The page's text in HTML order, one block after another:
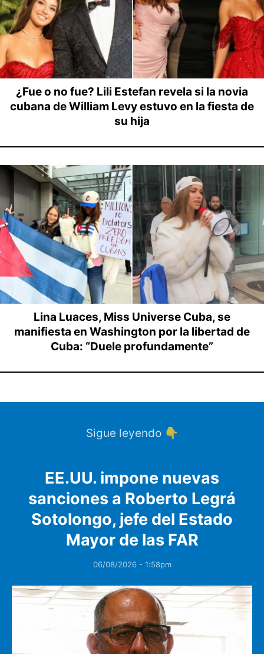
¿Fue o no fue? Lili Estefan revela si la novia
cubana de William Levy estuvo en la fiesta de
su hija
Lina Luaces, Miss Universe Cuba, se
manifiesta en Washington por la libertad de
Cuba: “Duele profundamente”
Sigue leyendo 👇